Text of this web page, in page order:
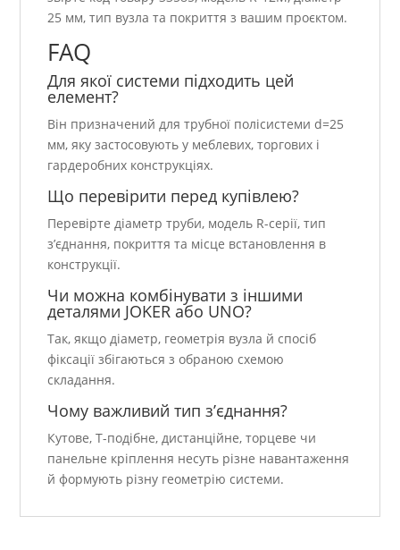
25 мм, тип вузла та покриття з вашим проєктом.
FAQ
Для якої системи підходить цей
елемент?
Він призначений для трубної полісистеми d=25
мм, яку застосовують у меблевих, торгових і
гардеробних конструкціях.
Що перевірити перед купівлею?
Перевірте діаметр труби, модель R-серії, тип
з’єднання, покриття та місце встановлення в
конструкції.
Чи можна комбінувати з іншими
деталями JOKER або UNO?
Так, якщо діаметр, геометрія вузла й спосіб
фіксації збігаються з обраною схемою
складання.
Чому важливий тип з’єднання?
Кутове, Т-подібне, дистанційне, торцеве чи
панельне кріплення несуть різне навантаження
й формують різну геометрію системи.